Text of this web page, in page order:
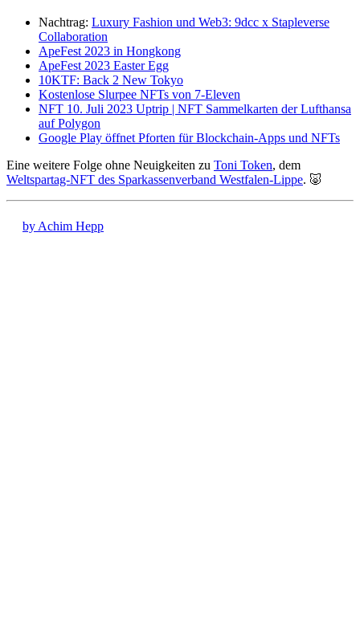
Nachtrag: Luxury Fashion und Web3: 9dcc x Stapleverse
Collaboration
ApeFest 2023 in Hongkong
ApeFest 2023 Easter Egg
10KTF: Back 2 New Tokyo
Kostenlose Slurpee NFTs von 7-Eleven
NFT 10. Juli 2023 Uptrip | NFT Sammelkarten der Lufthansa
auf Polygon
Google Play öffnet Pforten für Blockchain-Apps und NFTs
Eine weitere Folge ohne Neuigkeiten zu Toni Token, dem
Weltspartag-NFT des Sparkassenverband Westfalen-Lippe. 🐷
by Achim Hepp